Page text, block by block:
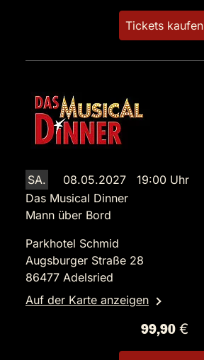
Tickets kaufen
SA.
08.05.2027 19:00 Uhr
Das Musical Dinner
Mann über Bord
Parkhotel Schmid
Augsburger Straße 28
86477 Adelsried
Auf der Karte anzeigen
99,90 €